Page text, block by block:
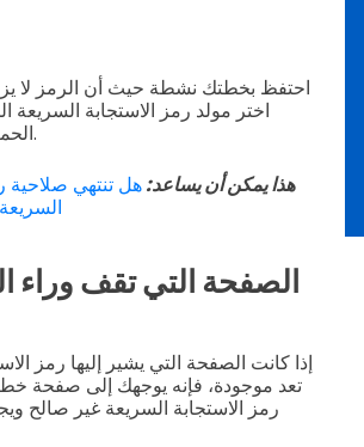
احتفظ بخطتك نشطة حيث أن الرمز لا
اختر مولد رمز الاستجابة السريعة
الحملات طويلة المدى.
هذا يمكن أن يساعد:هل تنتهي صلاحية
الصفحة التي تقف وراء
إذا كانت الصفحة التي يشير إليها رمز
رمز الاستجابة السريعة غير صالح